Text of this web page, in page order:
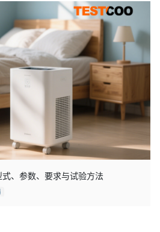
、参数、要求与试验方法